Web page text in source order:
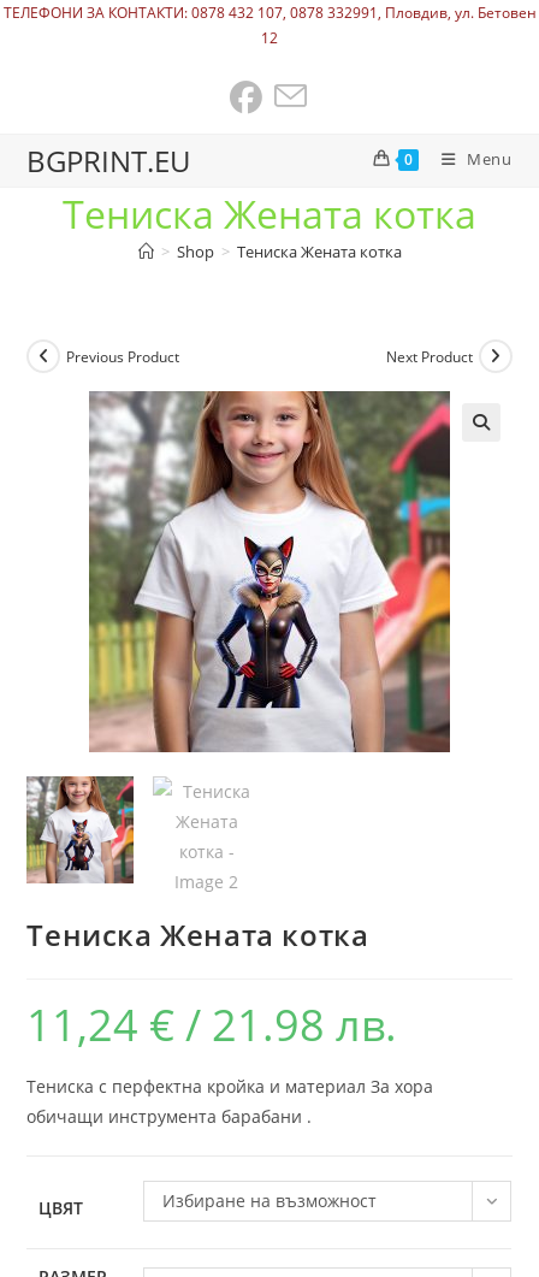
ТЕЛЕФОНИ ЗА КОНТАКТИ: 0878 432 107, 0878 332991, Пловдив, ул. Бетовен
12
BGPRINT.EU 0 Menu
Тениска Жената котка
> Shop > Тениска Жената котка
Previous Product Next Product
Тениска Жената котка
11,24 € / 21.98 лв.
Тениска с перфектна кройка и материал За хора
обичащи инструмента барабани .
ЦВЯТ Избиране на възможност